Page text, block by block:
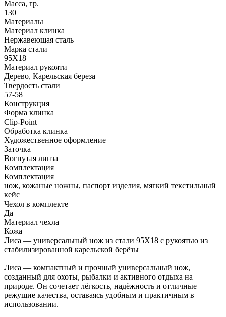
Масса, гр.
130
Материалы
Материал клинка
Нержавеющая сталь
Марка стали
95Х18
Материал рукояти
Дерево, Карельская береза
Твердость стали
57-58
Конструкция
Форма клинка
Clip-Point
Обработка клинка
Художественное оформление
Заточка
Вогнутая линза
Комплектация
Комплектация
нож, кожаные ножны, паспорт изделия, мягкий текстильный
кейс
Чехол в комплекте
Да
Материал чехла
Кожа
Лиса — универсальный нож из стали 95Х18 с рукоятью из
стабилизированной карельской берёзы
Лиса — компактный и прочный универсальный нож,
созданный для охоты, рыбалки и активного отдыха на
природе. Он сочетает лёгкость, надёжность и отличные
режущие качества, оставаясь удобным и практичным в
использовании.